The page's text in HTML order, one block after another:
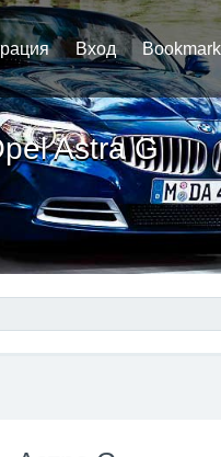
Вход Bookmark
Astra G